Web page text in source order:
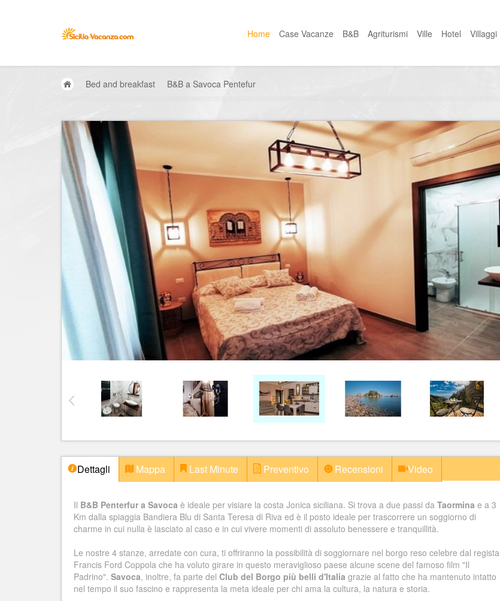
Home Case Vacanze B&B Agriturismi Ville Hotel Villaggi
Bed and breakfast B&B a Savoca Pentefur
Dettagli Mappa Last Minute Preventivo Recensioni Video
Il B&B Penterfur a Savoca è ideale per visiare la costa Jonica siciliana. Si trova a due passi da Taormina e a 3
Km dalla spiaggia Bandiera Blu di Santa Teresa di Riva ed è il posto ideale per trascorrere un soggiorno di
charme in cui nulla è lasciato al caso e in cui vivere momenti di assoluto benessere e tranquillità.
Le nostre 4 stanze, arredate con cura, ti offriranno la possibilità di soggiornare nel borgo reso celebre dal regista
Francis Ford Coppola che ha voluto girare in questo meraviglioso paese alcune scene del famoso film "Il
Padrino". Savoca, inoltre, fa parte del Club del Borgo più belli d'Italia grazie al fatto che ha mantenuto intatto
nel tempo il suo fascino e rappresenta la meta ideale per chi ama la cultura, la natura e storia.